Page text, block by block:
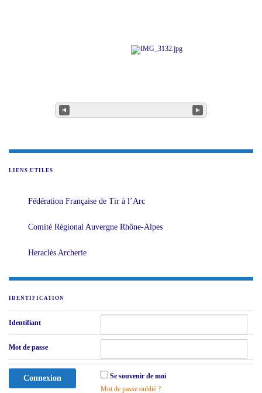
LIENS UTILES
Fédération Française de Tir à l’Arc
Comité Régional Auvergne Rhône-Alpes
Heraclès Archerie
IDENTIFICATION
Identifiant
Mot de passe
Se souvenir de moi
Mot de passe oublié ?